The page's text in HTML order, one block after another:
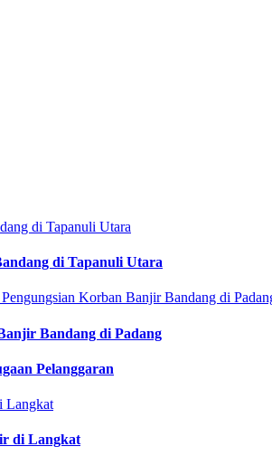
di Tapanuli Utara
Bandang di Padang
Pelanggaran
di Langkat